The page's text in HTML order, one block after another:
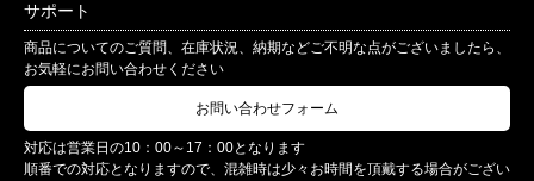
サポート
商品についてのご質問、在庫状況、納期などご不明な点がございましたら、
お気軽にお問い合わせください
お問い合わせフォーム
対応は営業日の10：00～17：00となります
順番での対応となりますので、混雑時は少々お時間を頂戴する場合がござい